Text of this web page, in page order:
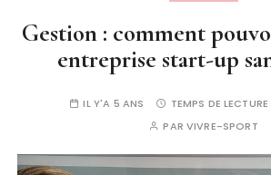
Gestion : comment
entreprise start-up
IL Y'A 5 ANS TEMPS DE
PARVIVRE-SPORT